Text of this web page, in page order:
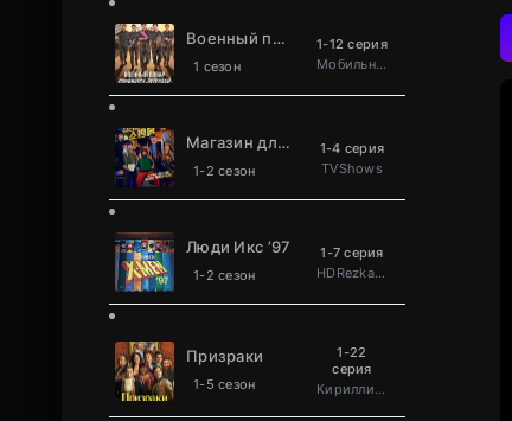
Военный повар становится легендой
1 сезон
1-12 серия
Мобильное телевидение
Магазин для киллеров
1-2 сезон
1-4 серия
TVShows
Люди Икс ’97
1-2 сезон
1-7 серия
HDRezka Studio
Призраки
1-5 сезон
1-22
серия
Кириллица